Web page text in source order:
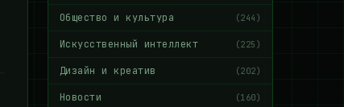
Общество и культура (244)
Искусственный интеллект (225)
Дизайн и креатив (202)
Новости (160)